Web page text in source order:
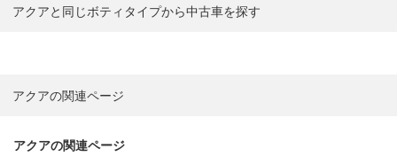
アクアと同じボティタイプから中古車を探す
アクアの関連ページ
アクアの関連ページ